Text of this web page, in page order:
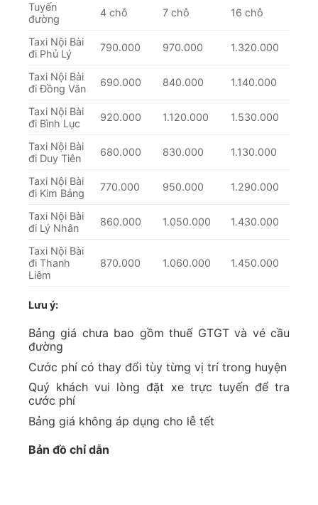
Tuyến
đường
4 chỗ 7 chỗ 16 chỗ
Taxi Nội Bài
đi Phủ Lý
790.000 970.000 1.320.000
Taxi Nội Bài
đi Đồng Văn
690.000 840.000 1.140.000
Taxi Nội Bài
đi Bình Lục
920.000 1.120.000 1.530.000
Taxi Nội Bài
đi Duy Tiên
680.000 830.000 1.130.000
Taxi Nội Bài
đi Kim Bảng
770.000 950.000 1.290.000
Taxi Nội Bài
đi Lý Nhân
860.000 1.050.000 1.430.000
Taxi Nội Bài
đi Thanh
Liêm
870.000 1.060.000 1.450.000
Lưu ý:
Bảng giá chưa bao gồm thuế GTGT và vé cầu
đường
Cước phí có thay đổi tùy từng vị trí trong huyện
Quý khách vui lòng đặt xe trực tuyến để tra
cước phí
Bảng giá không áp dụng cho lễ tết
Bản đồ chỉ dẫn